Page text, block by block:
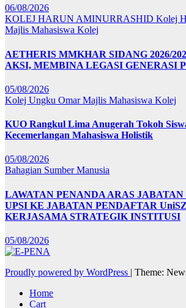
06/08/2026
KOLEJ HARUN AMINURRASHID Kolej
Majlis Mahasiswa Kolej
AETHERIS MMKHAR SIDANG 2026/
AKSI, MEMBINA LEGASI GENERASI
05/08/2026
Kolej Ungku OmarMajlis Mahasiswa Kolej
KUO Rangkul Lima Anugerah Tokoh
Kecemerlangan Mahasiswa Holistik
05/08/2026
Bahagian Sumber Manusia
LAWATAN PENANDA ARAS
UPSI KE JABATAN PENDAFTAR
KERJASAMA STRATEGIK INSTITUSI
05/08/2026
Proudly powered by WordPress | Theme:
Home
Cart